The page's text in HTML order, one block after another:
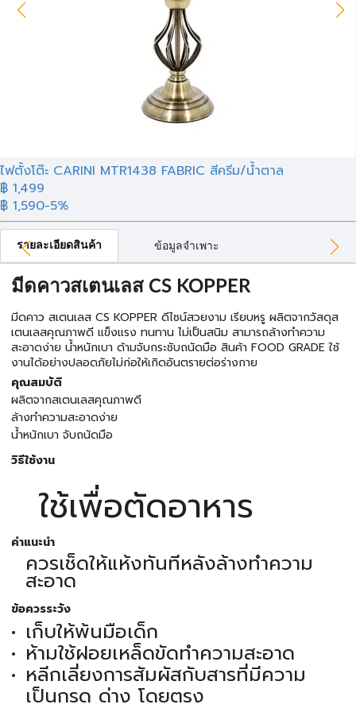
ไฟตั้งโต๊ะ CARINI MTR1438 FABRIC สีครีม/น้ำตาล
฿ 1,499
฿ 1,590-5%
รายละเอียดสินค้า ข้อมูลจำเพาะ
มีดคาวสเตนเลส CS KOPPER
มีดคาว สเตนเลส CS KOPPER ดีไซน์สวยงาม เรียบหรู ผลิตจากวัสดุส
เตนเลสคุณภาพดี แข็งแรง ทนทาน ไม่เป็นสนิม สามารถล้างทำความ
สะอาดง่าย น้ำหนักเบา ด้ามจับกระชับถนัดมือ สินค้า FOOD GRADE ใช้
งานได้อย่างปลอดภัยไม่ก่อให้เกิดอันตรายต่อร่างกาย
คุณสมบัติ
ผลิตจากสเตนเลสคุณภาพดี
ล้างทำความสะอาดง่าย
น้ำหนักเบา จับถนัดมือ
วิธีใช้งาน
ใช้เพื่อตัดอาหาร
คำแนะนำ
ควรเช็ดให้แห้งทันทีหลังล้างทำความ
สะอาด
ข้อควรระวัง
เก็บให้พ้นมือเด็ก
ห้ามใช้ฝอยเหล็ดขัดทำความสะอาด
หลีกเลี่ยงการสัมผัสกับสารที่มีความ
เป็นกรด ด่าง โดยตรง